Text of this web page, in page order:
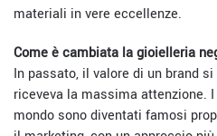
materiali in vere eccellenze.
Come è cambiata la gioielleria
In passato, il valore di un brand
riceveva la massima attenzione.
mondo sono diventati famosi